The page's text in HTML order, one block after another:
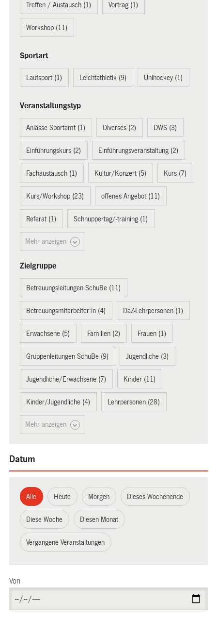
Treffen / Austausch (1) Vortrag (1)
Workshop (11)
Sportart
Laufsport (1) Leichtathletik (9) Unihockey (1)
Veranstaltungstyp
Anlässe Sportamt (1) Diverses (2) DWS (3)
Einführungskurs (2) Einführungsveranstaltung (2)
Fachaustausch (1) Kultur/Konzert (5) Kurs (7)
Kurs/Workshop (23) offenes Angebot (11)
Referat (1) Schnuppertag/-training (1)
Mehr anzeigen
Zielgruppe
Betreuungsleitungen SchuBe (11)
Betreuungsmitarbeiter:in (4) DaZ-Lehrpersonen (1)
Erwachsene (5) Familien (2) Frauen (1)
Gruppenleitungen SchuBe (9) Jugendliche (3)
Jugendliche/Erwachsene (7) Kinder (11)
Kinder/Jugendliche (4) Lehrpersonen (28)
Mehr anzeigen
Datum
Alle Heute Morgen Dieses Wochenende
Diese Woche Diesen Monat
Vergangene Veranstaltungen
Von